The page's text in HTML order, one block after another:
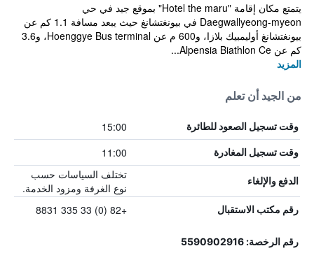
يتمتع مكان إقامة "Hotel the maru" بموقع جيد في حي
Daegwallyeong-myeon في بيونغتشانغ حيث يبعد مسافة 1.1 كم عن
بيونغتشانغ أوليمبيك بلازا، و600 م عن Hoenggye Bus terminal، و3.6
كم عن Alpensia Biathlon Ce...
المزيد
من الجيد أن تعلم
وقت تسجيل الصعود للطائرة 15:00
وقت تسجيل المغادرة 11:00
الدفع والإلغاء
تختلف السياسات حسب
نوع الغرفة ومزود الخدمة.
رقم مكتب الاستقبال +82 (0) 33 335 8831
رقم الرخصة: 5590902916